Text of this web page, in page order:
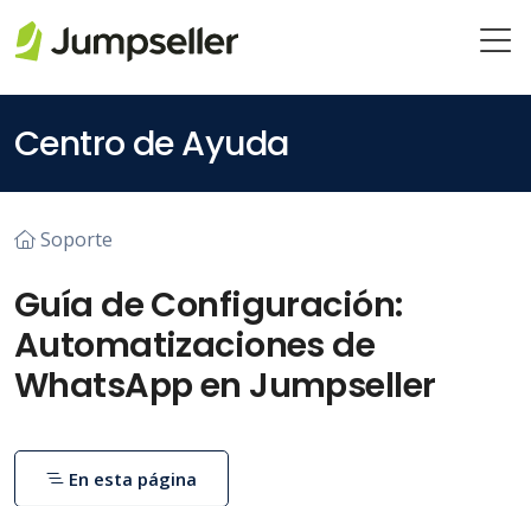
Centro de Ayuda
Soporte
Guía de Configuración:
Automatizaciones de
WhatsApp en Jumpseller
En esta página